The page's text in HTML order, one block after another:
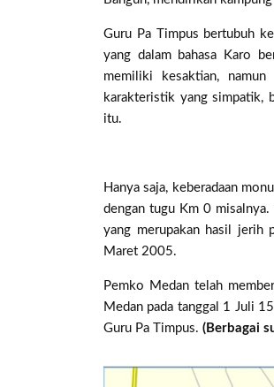
Guru Pa Timpus bertubuh
yang dalam bahasa Karo
memiliki kesaktian,
karakteristik yang simpatik,
itu.
Hanya saja, keberadaan
dengan tugu Km 0
yang merupakan hasil jerih
Maret 2005.
Pemko Medan telah
Medan pada tanggal 1 Juli
Guru Pa Timpus. (Berbagai